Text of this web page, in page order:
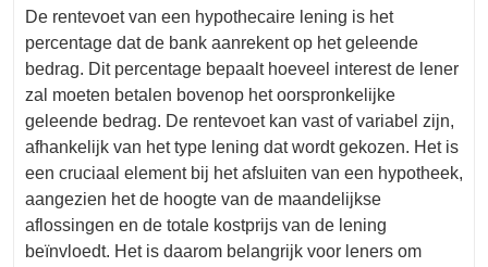
De rentevoet van een hypothecaire lening is het
percentage dat de bank aanrekent op het geleende
bedrag. Dit percentage bepaalt hoeveel interest de lener
zal moeten betalen bovenop het oorspronkelijke
geleende bedrag. De rentevoet kan vast of variabel zijn,
afhankelijk van het type lening dat wordt gekozen. Het is
een cruciaal element bij het afsluiten van een hypotheek,
aangezien het de hoogte van de maandelijkse
aflossingen en de totale kostprijs van de lening
beïnvloedt. Het is daarom belangrijk voor leners om